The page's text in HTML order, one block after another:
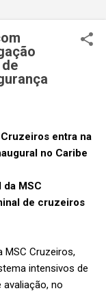
mala
260. Com um
uma mala
vendidos, e
entra na
no Caribe
MSC
de cruzeiros
MSC Cruzeiros,
intensivos de
no